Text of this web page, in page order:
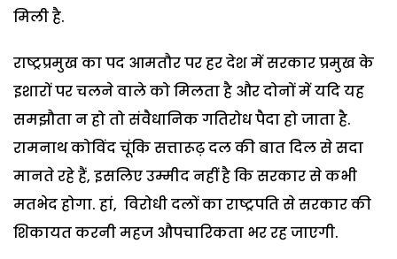
मिली है.
राष्ट्रप्रमुख का पद आमतौर पर हर देश में सरकार प्रमुख के
इशारों पर चलने वाले को मिलता है और दोनों में यदि यह
समझौता न हो तो संवैधानिक गतिरोध पैदा हो जाता है.
रामनाथ कोविंद चूंकि सत्तारूढ़ दल की बात दिल से सदा
मानते रहे हैं, इसलिए उम्मीद नहीं है कि सरकार से कभी
मतभेद होगा. हां, विरोधी दलों का राष्ट्रपति से सरकार की
शिकायत करनी महज औपचारिकता भर रह जाएगी.